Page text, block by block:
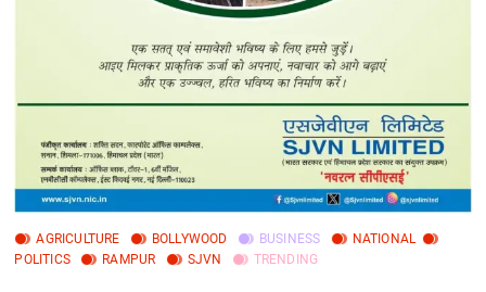
AGRICULTURE BOLLYWOOD BUSINESS
NATIONAL
POLITICS
RAMPUR SJVN TRENDING